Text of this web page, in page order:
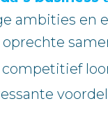
ambities en